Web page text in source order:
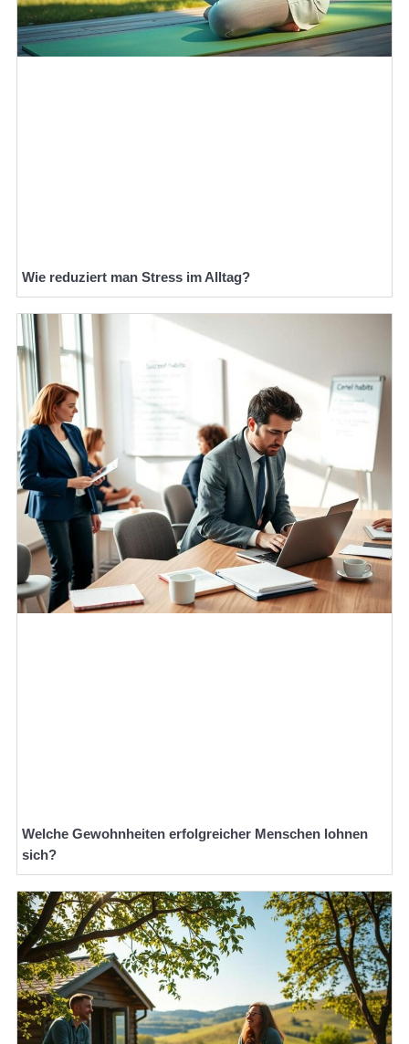
Wie reduziert man Stress im Alltag?
Welche Gewohnheiten erfolgreicher Menschen lohnen
sich?